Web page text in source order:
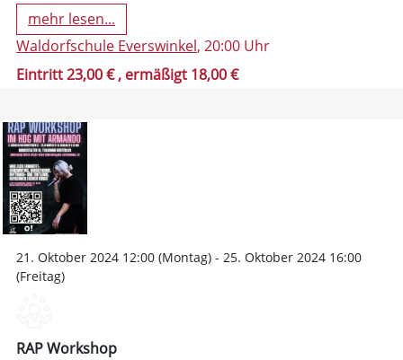
mehr lesen...
Waldorfschule Everswinkel, 20:00 Uhr
Eintritt 23,00 €, ermäßigt 18,00 €
21. Oktober 2024 12:00 (Montag) - 25. Oktober 2024 16:00
(Freitag)
RAP Workshop